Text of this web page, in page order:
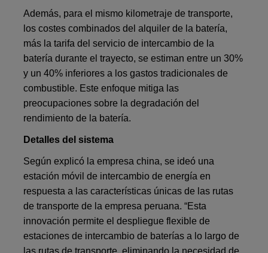
Además, para el mismo kilometraje de transporte,
los costes combinados del alquiler de la batería,
más la tarifa del servicio de intercambio de la
batería durante el trayecto, se estiman entre un 30%
y un 40% inferiores a los gastos tradicionales de
combustible. Este enfoque mitiga las
preocupaciones sobre la degradación del
rendimiento de la batería.
Detalles del sistema
Según explicó la empresa china, se ideó una
estación móvil de intercambio de energía en
respuesta a las características únicas de las rutas
de transporte de la empresa peruana. “Esta
innovación permite el despliegue flexible de
estaciones de intercambio de baterías a lo largo de
las rutas de transporte, eliminando la necesidad de